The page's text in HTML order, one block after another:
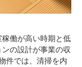
働が高い時期と低
の設計が事業の収
件では、清掃を内